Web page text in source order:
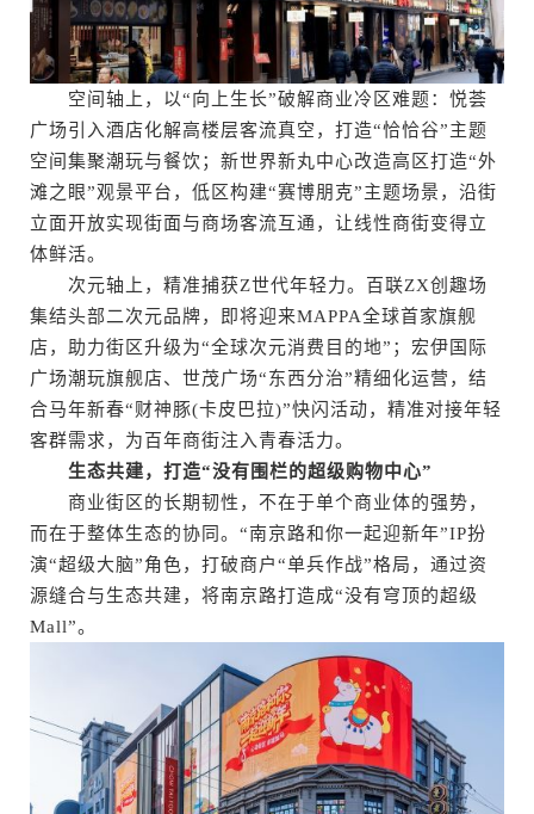
空间轴上，以“向上生长”破解商业冷区难题：悦荟
广场引入酒店化解高楼层客流真空，打造“恰恰谷”主题
空间集聚潮玩与餐饮；新世界新丸中心改造高区打造“外
滩之眼”观景平台，低区构建“赛博朋克”主题场景，沿街
立面开放实现街面与商场客流互通，让线性商街变得立
体鲜活。
次元轴上，精准捕获Z世代年轻力。百联ZX创趣场
集结头部二次元品牌，即将迎来MAPPA全球首家旗舰
店，助力街区升级为“全球次元消费目的地”；宏伊国际
广场潮玩旗舰店、世茂广场“东西分治”精细化运营，结
合马年新春“财神豚(卡皮巴拉)”快闪活动，精准对接年轻
客群需求，为百年商街注入青春活力。
生态共建，打造“没有围栏的超级购物中心”
商业街区的长期韧性，不在于单个商业体的强势，
而在于整体生态的协同。“南京路和你一起迎新年”IP扮
演“超级大脑”角色，打破商户“单兵作战”格局，通过资
源缝合与生态共建，将南京路打造成“没有穹顶的超级
Mall”。